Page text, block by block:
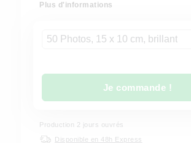
Plus d'informations
50 Photos, 15 x 10 cm, brillant
Je commande !
Production 2 jours ouvrés
Disponible en 48h Express